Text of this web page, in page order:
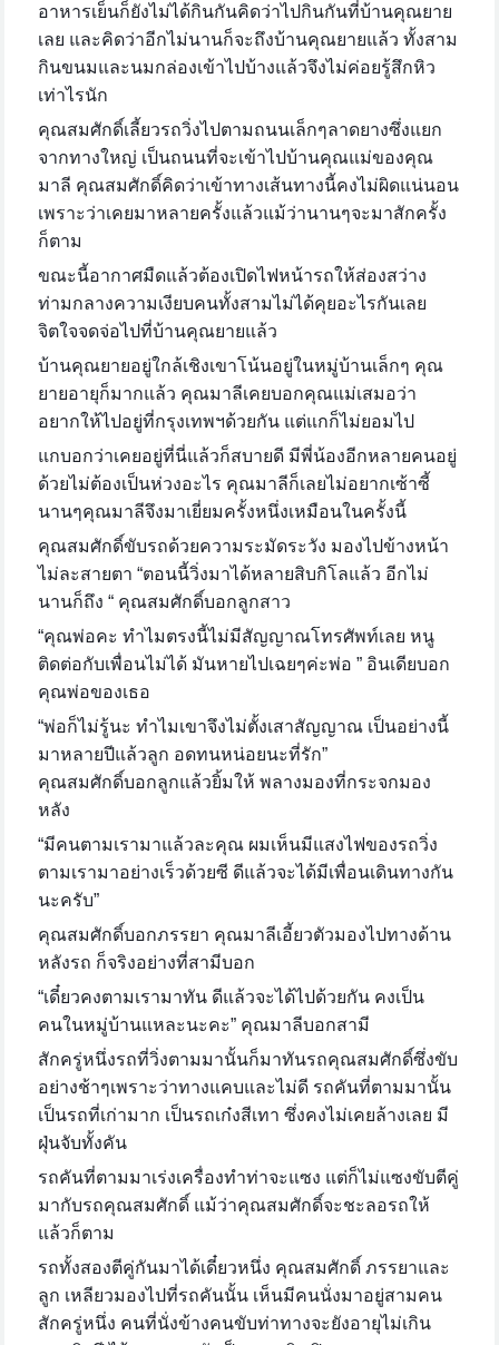
อาหารเย็นก็ยังไม่ได้กินกันคิดว่าไปกินกันที่บ้านคุณยาย
เลย และคิดว่าอีกไม่นานก็จะถึงบ้านคุณยายแล้ว ทั้งสาม
กินขนมและนมกล่องเข้าไปบ้างแล้วจึงไม่ค่อยรู้สึกหิว
เท่าไรนัก
คุณสมศักดิ์เลี้ยวรถวิ่งไปตามถนนเล็กๆลาดยางซึ่งแยก
จากทางใหญ่ เป็นถนนที่จะเข้าไปบ้านคุณแม่ของคุณ
มาลี คุณสมศักดิ์คิดว่าเข้าทางเส้นทางนี้คงไม่ผิดแน่นอน
เพราะว่าเคยมาหลายครั้งแล้วแม้ว่านานๆจะมาสักครั้ง
ก็ตาม
ขณะนี้อากาศมืดแล้วต้องเปิดไฟหน้ารถให้ส่องสว่าง
ท่ามกลางความเงียบคนทั้งสามไม่ได้คุยอะไรกันเลย
จิตใจจดจ่อไปที่บ้านคุณยายแล้ว
บ้านคุณยายอยู่ใกล้เชิงเขาโน้นอยู่ในหมู่บ้านเล็กๆ คุณ
ยายอายุก็มากแล้ว คุณมาลีเคยบอกคุณแม่เสมอว่า
อยากให้ไปอยู่ที่กรุงเทพฯด้วยกัน แต่แกก็ไม่ยอมไป
แกบอกว่าเคยอยู่ที่นี่แล้วก็สบายดี มีพี่น้องอีกหลายคนอยู่
ด้วยไม่ต้องเป็นห่วงอะไร คุณมาลีก็เลยไม่อยากเซ้าซี้
นานๆคุณมาลีจึงมาเยี่ยมครั้งหนึ่งเหมือนในครั้งนี้
คุณสมศักดิ์ขับรถด้วยความระมัดระวัง มองไปข้างหน้า
ไม่ละสายตา“ตอนนี้วิ่งมาได้หลายสิบกิโลแล้ว อีกไม่
นานก็ถึง “ คุณสมศักดิ์บอกลูกสาว
“คุณพ่อคะ ทำไมตรงนี้ไม่มีสัญญาณโทรศัพท์เลย หนู
ติดต่อกับเพื่อนไม่ได้ มันหายไปเฉยๆค่ะพ่อ ” อินเดียบอก
คุณพ่อของเธอ
“พ่อก็ไม่รู้นะ ทำไมเขาจึงไม่ตั้งเสาสัญญาณ เป็นอย่างนี้
มาหลายปีแล้วลูก อดทนหน่อยนะที่รัก”
คุณสมศักดิ์บอกลูกแล้วยิ้มให้ พลางมองที่กระจกมอง
หลัง
“มีคนตามเรามาแล้วละคุณ ผมเห็นมีแสงไฟของรถวิ่ง
ตามเรามาอย่างเร็วด้วยซี ดีแล้วจะได้มีเพื่อนเดินทางกัน
นะครับ”
คุณสมศักดิ์บอกภรรยา คุณมาลีเอี้ยวตัวมองไปทางด้าน
หลังรถ ก็จริงอย่างที่สามีบอก
“เดี๋ยวคงตามเรามาทัน ดีแล้วจะได้ไปด้วยกัน คงเป็น
คนในหมู่บ้านแหละนะคะ” คุณมาลีบอกสามี
สักครู่หนึ่งรถที่วิ่งตามมานั้นก็มาทันรถคุณสมศักดิ์ซึ่งขับ
อย่างช้าๆเพราะว่าทางแคบและไม่ดี รถคันที่ตามมานั้น
เป็นรถที่เก่ามาก เป็นรถเก๋งสีเทา ซึ่งคงไม่เคยล้างเลย มี
ฝุ่นจับทั้งคัน
รถคันที่ตามมาเร่งเครื่องทำท่าจะแซง แต่ก็ไม่แซงขับตีคู่
มากับรถคุณสมศักดิ์ แม้ว่าคุณสมศักดิ์จะชะลอรถให้
แล้วก็ตาม
รถทั้งสองตีคู่กันมาได้เดี๋ยวหนึ่ง คุณสมศักดิ์ ภรรยาและ
ลูก เหลียวมองไปที่รถคันนั้น เห็นมีคนนั่งมาอยู่สามคน
สักครู่หนึ่ง คนที่นั่งข้างคนขับท่าทางจะยังอายุไม่เกิน